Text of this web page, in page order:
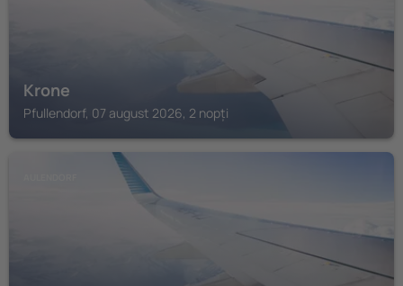
Krone
Pfullendorf, 07 august 2026, 2 nopți